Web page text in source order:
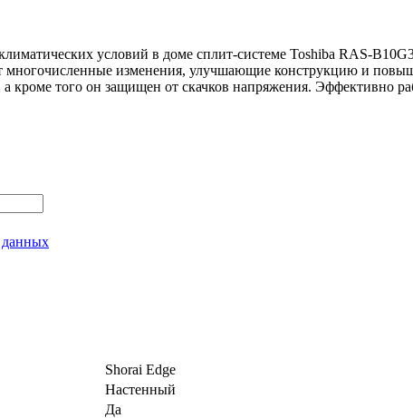
условий в доме сплит-системе Toshiba RAS-
изменения, улучшающие конструкцию и
кроме того он защищен от скачков напряжения. Эффективно
данных
Shorai Edge
Настенный
Да